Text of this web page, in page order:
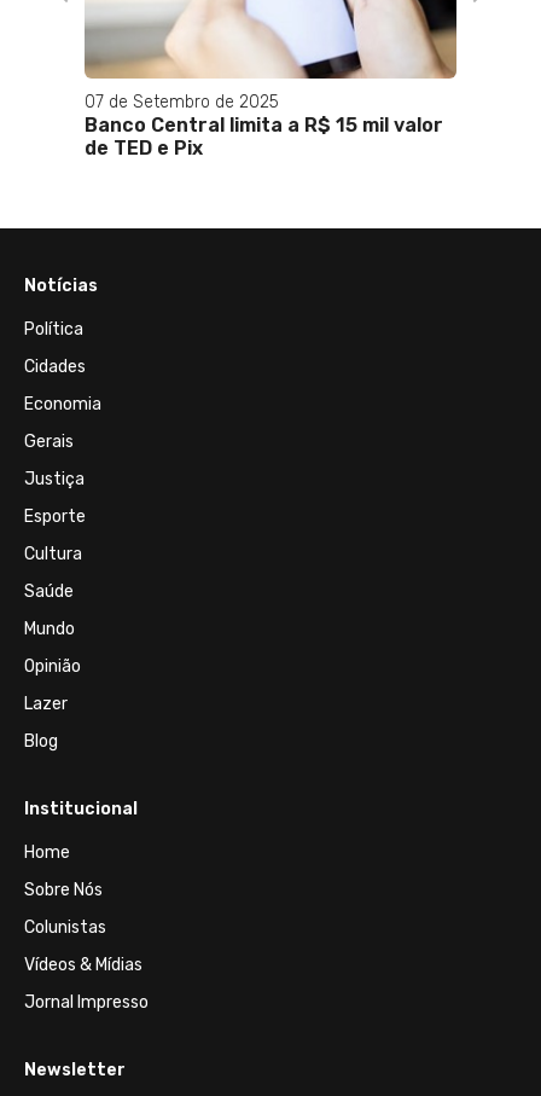
07 de Setembro de 2025
Banco Central limita a R$ 15 mil valor
de TED e Pix
Notícias
Política
Cidades
Economia
Gerais
Justiça
Esporte
Cultura
Saúde
Mundo
Opinião
Lazer
Blog
Institucional
Home
Sobre Nós
Colunistas
Vídeos & Mídias
Jornal Impresso
Newsletter